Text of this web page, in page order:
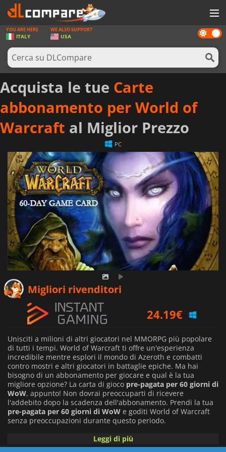
GIOCHI
PREPAGATE
SOFTWARE
REWARDS
HARDWARE
NOTIZIE
ACCEDI O REGISTRATI
Dark
mode
YOU ARE HERE
ITALY
WE ALSO SUPPORT
USA
Acquista le tue Carte
abbonamento per World of
Warcraft al Miglior Prezzo
PC
Migliori rivenditori
24.19€
22.09€
Unisciti a milioni di altri giocatori nel MMORPG più popolare
di tutti i tempi. World of Warcraft ti offre un'esperienza
incredibile mentre esplori il mondo di Azeroth e combatti
contro mostri e altri giocatori in battaglie epiche. Ma hai
bisogno di un abbonamento per giocare e qual è la tua
migliore opzione? La carta di gioco pre-pagata per 60 giorni di
WoW, appunto! Non dovrai preoccuparti di ricevere
l'addebito dopo la scadenza dell'abbonamento. Prendi la tua
pre-pagata per 60 giorni di WoW e goditi World of Warcraft
senza preoccupazioni durante questo periodo.
Naturalmente, World of Warcraft è un gioco abbastanza
grande e ha diverse espansioni che includono nuove terre da
Leggi di più